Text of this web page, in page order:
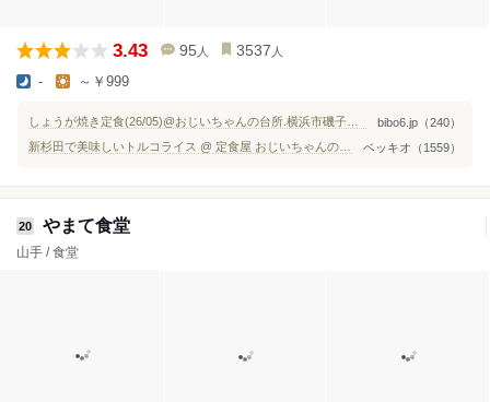
3.43 95 人 3537 人
- ～￥999
bibo6.jp（240）
ベッキオ（1559）
20 やまて食堂
山手 / 食堂